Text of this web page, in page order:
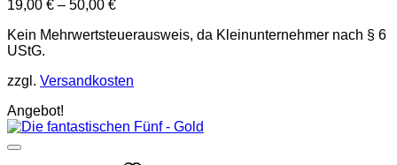
19,00 € – 50,00 €
Kein Mehrwertsteuerausweis, da Kleinunternehmer nach § 6
UStG.
zzgl. Versandkosten
Angebot!